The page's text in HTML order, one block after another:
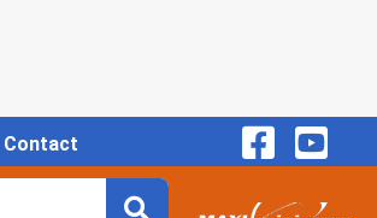
Contact